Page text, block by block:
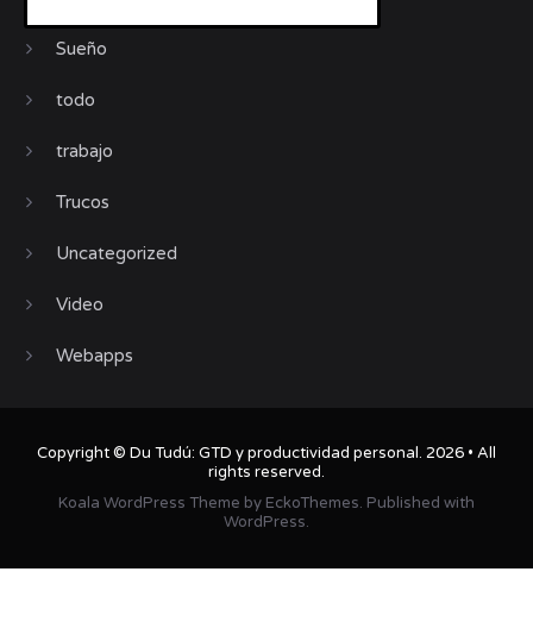
Sueño
todo
trabajo
Trucos
Uncategorized
Video
Webapps
Copyright © Du Tudú: GTD y productividad personal. 2026 • All
rights reserved.
Koala WordPress Theme by EckoThemes. Published with
WordPress.